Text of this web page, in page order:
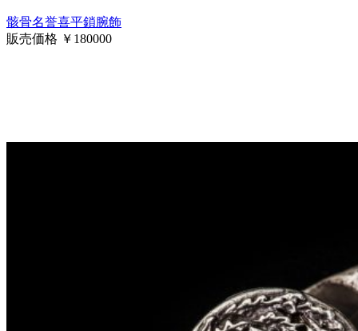
骸骨名誉喜平鎖腕飾
販売価格 ￥180000